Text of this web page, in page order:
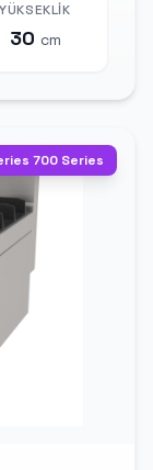
YÜKSEKLIK
30 cm
700 Series